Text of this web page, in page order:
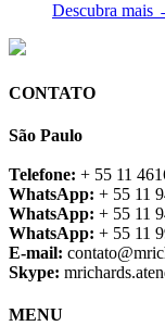
Descubra mais
CONTATO
São Paulo
Telefone: + 55 11
WhatsApp: + 55 11
WhatsApp: + 55 11
WhatsApp: + 55 11
E-mail:
Skype:
MENU